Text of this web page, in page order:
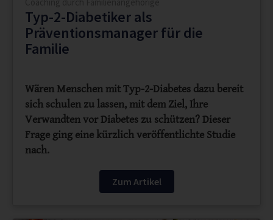
Typ-2-Diabetiker als
Präventionsmanager für die
Familie
Wären Menschen mit Typ-2-Diabetes dazu bereit
sich schulen zu lassen, mit dem Ziel, Ihre
Verwandten vor Diabetes zu schützen? Dieser
Frage ging eine kürzlich veröffentlichte Studie
nach.
Zum Artikel